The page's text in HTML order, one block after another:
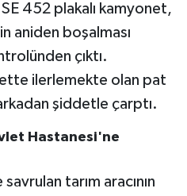
452 plakalı kamyonet,
aniden boşalması
çıktı.
ilerlemekte olan pat
şiddetle çarptı.
Hastanesi'ne
tarım aracının